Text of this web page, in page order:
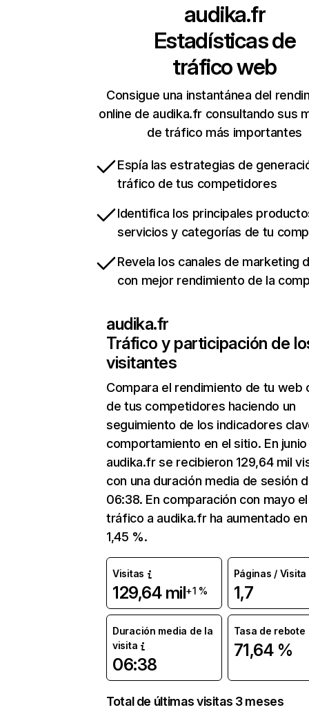
audika.fr
Estadísticas de
tráfico web
Consigue una instantánea del
online de audika.fr consultando sus
de tráfico más importantes
Espía las estrategias de
tráfico de tus competidores
Identifica los principales
servicios y categorías de tu
Revela los canales de marketing
con mejor rendimiento de la
audika.fr
Tráfico y participación de
visitantes
Compara el rendimiento de tu web
de tus competidores haciendo un
seguimiento de los indicadores
comportamiento en el sitio. En junio
audika.fr se recibieron 129,64 mil
con una duración media de sesión
06:38. En comparación con mayo el
tráfico a audika.fr ha aumentado en
1,45 %.
Visitas
129,64 mil+1 %
Páginas / Visita
1,7
Duración media de la
visita
06:38
Tasa de rebote
71,64 %
Total de últimas visitas 3 meses